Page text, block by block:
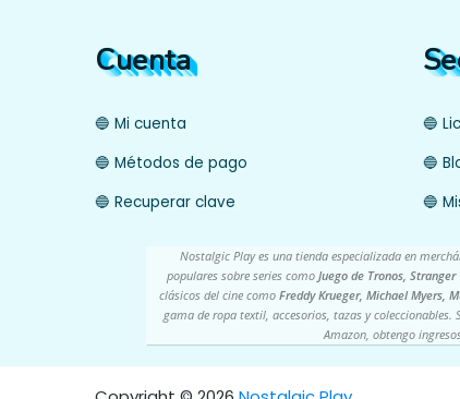
Cuenta
🔵 Mi cuenta
🔵 Métodos de pago
🔵 Recuperar clave
🔵
🔵
🔵
Nostalgic Play es una tienda especializada en
populares sobre series como Juego de Tronos,
clásicos del cine como Freddy Krueger, Michael Myers,
gama de ropa textil, accesorios, tazas y
Amazon, obtengo